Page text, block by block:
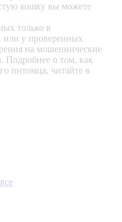
кошку вы можете
только в
или у проверенных
на мошеннические
Подробнее о том, как
питомца, читайте в